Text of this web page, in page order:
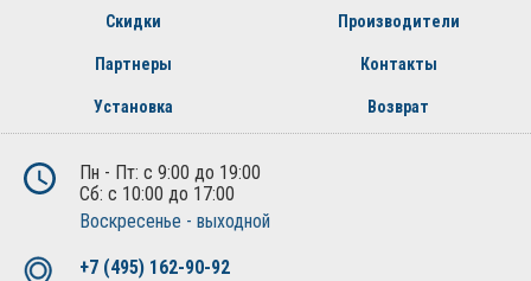
Скидки Производители
Партнеры Контакты
Установка Возврат
Пн - Пт: с 9:00 до 19:00
Сб: с 10:00 до 17:00
Воскресенье - выходной
+7 (495) 162-90-92